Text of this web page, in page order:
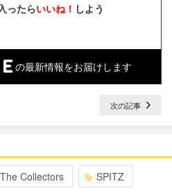
ったらいいね！ しよう
の最新情報をお届けします
次の記事
The Collectors SPITZ